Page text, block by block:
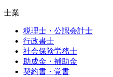
士業
税理士・公認会計士
行政書士
社会保険労務士
助成金・補助金
契約書・覚書